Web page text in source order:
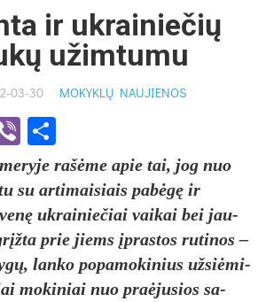
ir ukrainiečių
užimtumu
03-30 MOKYKLŲ NAUJIENOS
Viber
rašė­me apie tai, jog nuo
su ar­ti­mai­siais pa­bėgę ir
uk­rai­nie­čiai vai­kai bei jau­
prie jiems įpras­tos ru­ti­nos –
lan­ko po­pa­mo­ki­nius už­siė­mi­
mo­ki­niai nuo pra­ėju­sios sa­